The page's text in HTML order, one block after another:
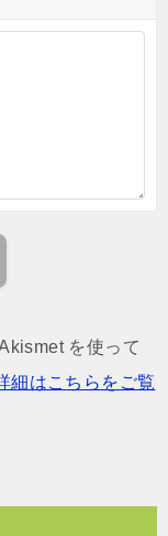
を使って
細はこちらをご覧